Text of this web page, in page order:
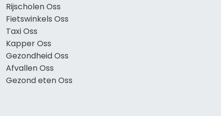
Rijscholen Oss
Fietswinkels Oss
Taxi Oss
Kapper Oss
Gezondheid Oss
Afvallen Oss
Gezond eten Oss